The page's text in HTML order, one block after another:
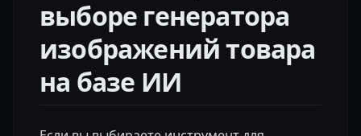
выборе генератора
изображений товара
на базе ИИ